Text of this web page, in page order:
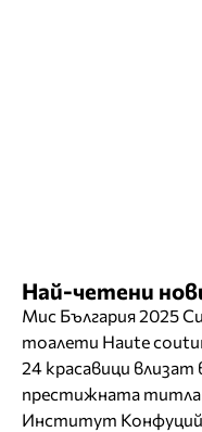
Най-четени
Мис България 2025
тоалети Haute
24 красавици
престижната титла
Институт Конфуций